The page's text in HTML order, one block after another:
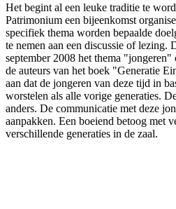
Het begint al een leuke traditie te
Patrimonium een bijeenkomst
specifiek thema worden bepaalde
te nemen aan een discussie of lezing.
september 2008 het thema "jongeren"
de auteurs van het boek "Generatie
aan dat de jongeren van deze tijd in
worstelen als alle vorige generaties.
anders. De communicatie met deze
aanpakken. Een boeiend betoog met
verschillende generaties in de zaal.